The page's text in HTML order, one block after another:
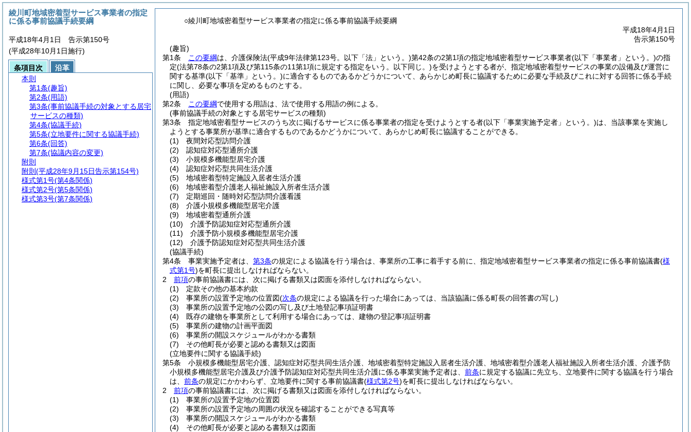
○綾川町地域密着型サービス事業者の指定に係る事前協議手続要綱
平成18年4月1日
告示第150号
(趣旨)
第1条
この要綱は、介護保険法(平成9年法律第123号。以下「法」という。)第42条の2第1項の指定地域密着型サービス事業者(以下「事業者」という。)の指
定(法第78条の2第1項及び第115条の11第1項に規定する指定をいう。以下同じ。)を受けようとする者が、指定地域密着型サービスの事業の設備及び運営に
関する基準(以下「基準」という。)に適合するものであるかどうかについて、あらかじめ町長に協議するために必要な手続及びこれに対する回答に係る手続
に関し、必要な事項を定めるものとする。
(用語)
第2条
この要綱で使用する用語は、法で使用する用語の例による。
(事前協議手続の対象とする居宅サービスの種類)
第3条
指定地域密着型サービスのうち次に掲げるサービスに係る事業者の指定を受けようとする者(以下「事業実施予定者」という。)は、当該事業を実施し
ようとする事業所が基準に適合するものであるかどうかについて、あらかじめ町長に協議することができる。
(1)
夜間対応型訪問介護
(2)
認知症対応型通所介護
(3)
小規模多機能型居宅介護
(4)
認知症対応型共同生活介護
(5)
地域密着型特定施設入居者生活介護
(6)
地域密着型介護老人福祉施設入所者生活介護
(7)
定期巡回・随時対応型訪問介護看護
(8)
介護小規模多機能型居宅介護
(9)
地域密着型通所介護
(10)
介護予防認知症対応型通所介護
(11)
介護予防小規模多機能型居宅介護
(12)
介護予防認知症対応型共同生活介護
(協議手続)
第4条
事業実施予定者は、 第3条の規定による協議を行う場合は、事業所の工事に着手する前に、指定地域密着型サービス事業者の指定に係る事前協議書(様
式第1号)を町長に提出しなければならない。
2
前項の事前協議書には、次に掲げる書類又は図面を添付しなければならない。
(1)
定款その他の基本約款
(2)
事業所の設置予定地の位置図(次条の規定による協議を行った場合にあっては、当該協議に係る町長の回答書の写し)
(3)
事業所の設置予定地の公図の写し及び土地登記事項証明書
(4)
既存の建物を事業所として利用する場合にあっては、建物の登記事項証明書
(5)
事業所の建物の計画平面図
(6)
事業所の開設スケジュールがわかる書類
(7)
その他町長が必要と認める書類又は図面
(立地要件に関する協議手続)
第5条
小規模多機能型居宅介護、認知症対応型共同生活介護、地域密着型特定施設入居者生活介護、地域密着型介護老人福祉施設入所者生活介護、介護予防
小規模多機能型居宅介護及び介護予防認知症対応型共同生活介護に係る事業実施予定者は、 前条に規定する協議に先立ち、立地要件に関する協議を行う場合
は、 前条の規定にかかわらず、立地要件に関する事前協議書(様式第2号)を町長に提出しなければならない。
2
前項の事前協議書には、次に掲げる書類又は図面を添付しなければならない。
(1)
事業所の設置予定地の位置図
(2)
事業所の設置予定地の周囲の状況を確認することができる写真等
(3)
事業所の開設スケジュールがわかる書類
(4)
その他町長が必要と認める書類又は図面
綾川町地域密着型サービス事業者の指定
に係る事前協議手続要綱
平成18年4月1日 告示第150号
(平成28年10月1日施行)
条項目次
沿革
本則
第1条(趣旨)
第2条(用語)
第3条(事前協議手続の対象とする居宅
サービスの種類)
第4条(協議手続)
第5条(立地要件に関する協議手続)
第6条(回答)
第7条(協議内容の変更)
附則
附則 (平成28年9月15日告示第154号)
様式第1号(第4条関係)
様式第2号(第5条関係)
様式第3号(第7条関係)